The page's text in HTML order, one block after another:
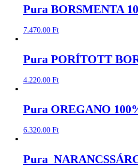
Pura BORSMENTA
7.470.00 Ft
Pura PORÍTOTT
4.220.00 Ft
Pura OREGANO
6.320.00 Ft
Pura